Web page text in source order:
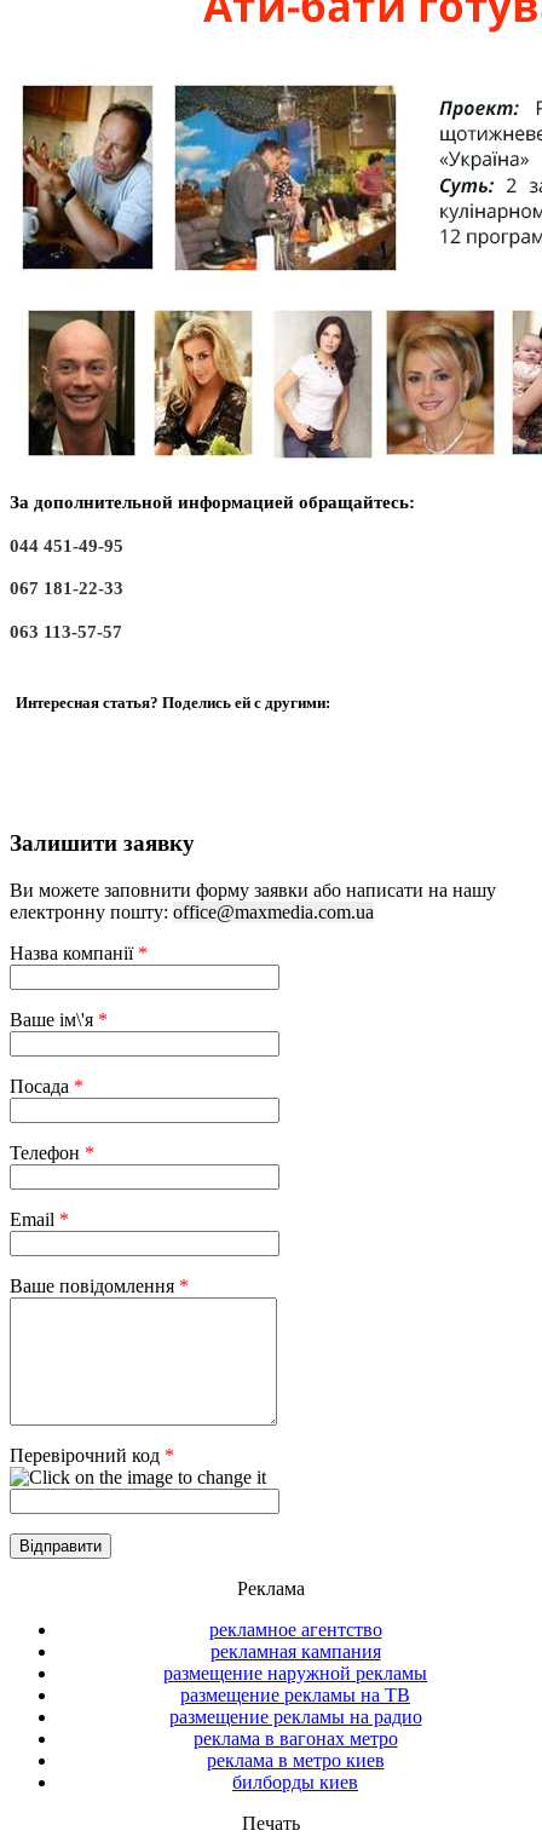
За дополнительной информацией обращайтесь:
044 451-49-95
067 181-22-33
063 113-57-57
Интересная статья? Поделись ей с другими:
Залишити заявку
Ви можете заповнити форму заявки або написати на нашу
електронну пошту: office@maxmedia.com.ua
Назва компанії *
Ваше ім\'я *
Посада *
Телефон *
Email *
Ваше повідомлення *
Перевірочний код *
Реклама
рекламное агентство
рекламная кампания
размещение наружной рекламы
размещение рекламы на ТВ
размещение рекламы на радио
реклама в вагонах метро
реклама в метро киев
билборды киев
Печать